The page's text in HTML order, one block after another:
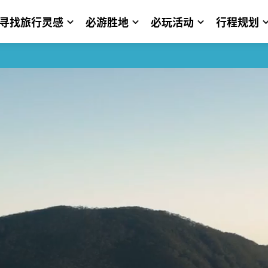
找旅行灵感 必游胜地 必玩活动 行程规划